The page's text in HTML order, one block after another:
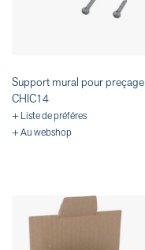
Support mural pour preçage
CHIC14
+ Liste de préféres
+ Au webshop